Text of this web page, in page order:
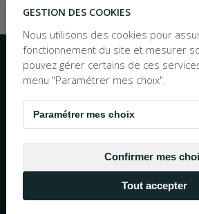
Inscription à la newsletter
Réalisation cofinancée
le Fond européen de
GESTION DES COOKIES
Nous utilisons des cookies pour
fonctionnement du site et mesurer
pouvez gérer certains de ces
menu "Paramétrer mes choix".
Paramétrer mes choix
Confirmer mes
Tout accepter